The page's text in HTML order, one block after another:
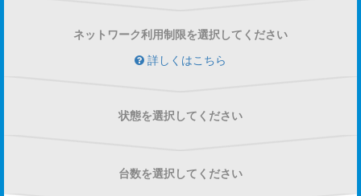
ネットワーク利用制限を選択してください
詳しくはこちら
状態を選択してください
台数を選択してください